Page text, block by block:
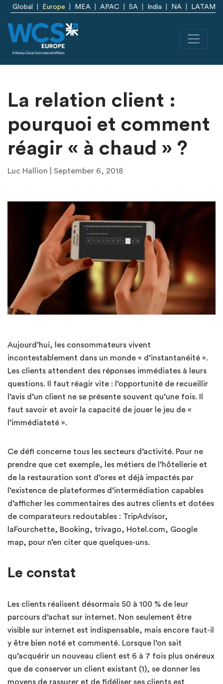
Skip to main content
Global Europe MEA APAC SA India NA LATAM
La relation client :
pourquoi et comment
réagir « à chaud » ?
Luc Hallion | September 6, 2018
Aujourd’hui, les consommateurs vivent
incontestablement dans un monde « d’instantanéité ».
Les clients attendent des réponses immédiates à leurs
questions. Il faut réagir vite : l’opportunité de recueillir
l’avis d’un client ne se présente souvent qu’une fois. Il
faut savoir et avoir la capacité de jouer le jeu de «
l’immédiateté ».
Ce défi concerne tous les secteurs d’activité. Pour ne
prendre que cet exemple, les métiers de l’hôtellerie et
de la restauration sont d’ores et déjà impactés par
l’existence de plateformes d’intermédiation capables
d’afficher les commentaires des autres clients et dotées
de comparateurs redoutables : TripAdvisor,
laFourchette, Booking, trivago, Hotel.com, Google
map, pour n’en citer que quelques-uns.
Le constat
Les clients réalisent désormais 50 à 100 % de leur
parcours d’achat sur internet. Non seulement être
visible sur internet est indispensable, mais encore faut-il
y être bien noté et commenté. Lorsque l’on sait
qu’acquérir un nouveau client est 6 à 7 fois plus onéreux
que de conserver un client existant (1), se donner les
moyens de rassurer et de fidéliser ses clients est